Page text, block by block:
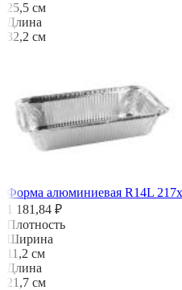
25,5 см
Длина
32,2 см
Форма алюминиевая R14L
1 181,84 ₽
Плотность
Ширина
11,2 см
Длина
21,7 см